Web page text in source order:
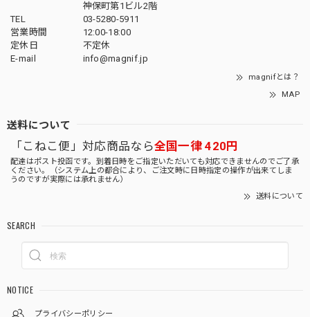
神保町第1ビル2階
TEL
03-5280-5911
営業時間
12:00-18:00
定休日
不定休
E-mail
info@magnif.jp
magnifとは？
MAP
送料について
「こねこ便」対応商品なら全国一律 420円
配達はポスト投函です。到着日時をご指定いただいても対応できませんのでご了承
ください。（システム上の都合により、ご注文時に日時指定の操作が出来てしま
うのですが実際には承れません）
送料について
SEARCH
NOTICE
プライバシーポリシー